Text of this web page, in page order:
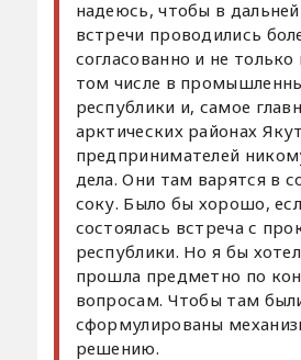
надеюсь, чтобы в
встречи проводились
согласованно и не только
том числе в
республики и, самое
арктических районах
предпринимателей
дела. Они там варятся в
соку. Было бы хорошо,
состоялась встреча с
республики. Но я бы
прошла предметно по
вопросам. Чтобы там
сформулированы
решению.